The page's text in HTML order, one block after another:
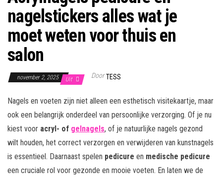
nagelstickers alles wat je
moet weten voor thuis en
salon
november 2, 2025 Uit Door TESS
Nagels en voeten zijn niet alleen een esthetisch visitekaartje, maar
ook een belangrijk onderdeel van persoonlijke verzorging. Of je nu
kiest voor acryl- of gelnagels, of je natuurlijke nagels gezond
wilt houden, het correct verzorgen en verwijderen van kunstnagels
is essentieel. Daarnaast spelen pedicure en medische pedicure
een cruciale rol voor gezonde en mooie voeten. En laten we de